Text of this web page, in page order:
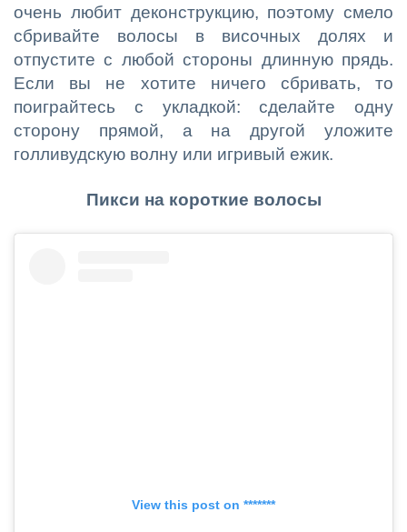
очень любит деконструкцию, поэтому смело
сбривайте волосы в височных долях и
отпустите с любой стороны длинную прядь.
Если вы не хотите ничего сбривать, то
поиграйтесь с укладкой: сделайте одну
сторону прямой, а на другой уложите
голливудскую волну или игривый ежик.
Пикси на короткие волосы
View this post on *******